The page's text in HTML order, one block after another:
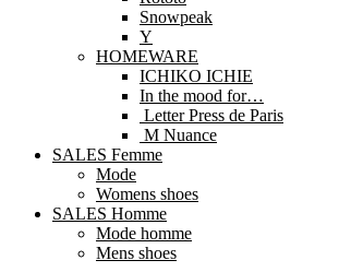
Snowpeak
Y
HOMEWARE
ICHIKO ICHIE
In the mood for…
Letter Press de Paris
M Nuance
SALES Femme
Mode
Womens shoes
SALES Homme
Mode homme
Mens shoes